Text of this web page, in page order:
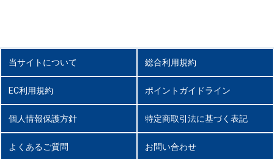
当サイトについて 総合利用規約
EC利用規約 ポイントガイドライン
個人情報保護方針 特定商取引法に基づく表記
よくあるご質問 お問い合わせ